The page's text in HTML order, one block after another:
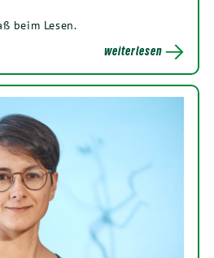
beim Lesen.
weiterlesen